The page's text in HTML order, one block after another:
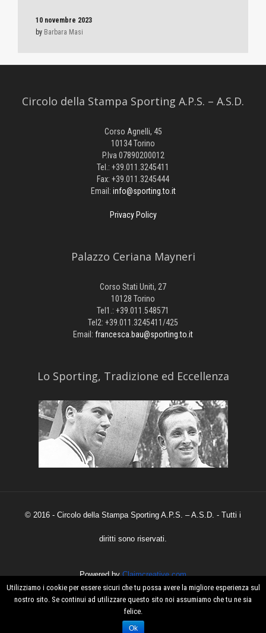
10 novembre 2023
by Barbara Masi
Circolo della Stampa Sporting A.P.S. – A.S.D.
Corso Agnelli, 45
10134 Torino
P.Iva 07890200012
Tel.: +39.011.3245411
Fax: +39.011.3245444
Email: info@sporting.to.it
Privacy Policy
Palazzo Ceriana Mayneri
Corso Stati Uniti, 27
10128 Torino
Tel1.: +39.011.548571
Tel2: +39.011.3245411/425
Email: francesca.bau@sporting.to.it
​Lo Sporting, Tradizione ed Eccellenza
© 2016 - Circolo della Stampa Sporting A.P.S. – A.S.D. - Tutti i
diritti sono riservati.
Powered byClaimcreative.com
Utilizziamo i cookie per essere sicuri che tu possa avere la migliore esperienza sul
nostro sito. Se continui ad utilizzare questo sito noi assumiamo che tu ne sia
felice.
Ok